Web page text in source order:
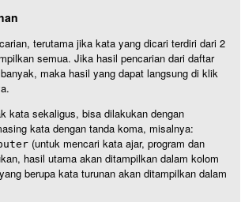
terutama jika kata yang dicari terdiri dari 2
semua. Jika hasil pencarian dari daftar
maka hasil yang dapat langsung di klik
kata sekaligus, bisa dilakukan dengan
kata dengan tanda koma, misalnya:
(untuk mencari kata ajar, program dan
hasil utama akan ditampilkan dalam kolom
berupa kata turunan akan ditampilkan dalam